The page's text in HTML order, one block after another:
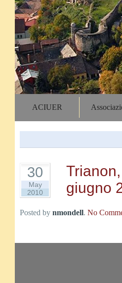
ACIUER
30
May
2010
giugno
Posted by nmondell. No